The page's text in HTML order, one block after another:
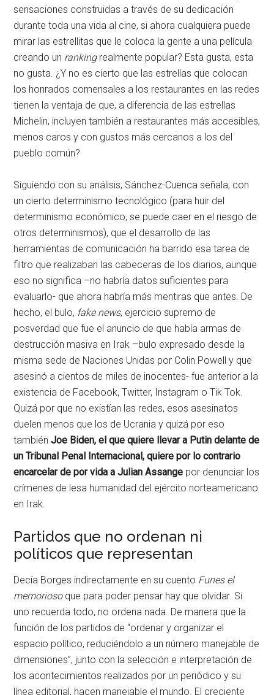
sensaciones construidas a través de su dedicación
durante toda una vida al cine, si ahora cualquiera puede
mirar las estrellitas que le coloca la gente a una película
creando un rankingrealmente popular? Esta gusta, esta
no gusta. ¿Y no es cierto que las estrellas que colocan
los honrados comensales a los restaurantes en las redes
tienen la ventaja de que, a diferencia de las estrellas
Michelin, incluyen también a restaurantes más accesibles,
menos caros y con gustos más cercanos a los del
pueblo común?
Siguiendo con su análisis, Sánchez-Cuenca señala, con
un cierto determinismo tecnológico (para huir del
determinismo económico, se puede caer en el riesgo de
otros determinismos), que el desarrollo de las
herramientas de comunicación ha barrido esa tarea de
filtro que realizaban las cabeceras de los diarios, aunque
eso no significa –no habría datos suficientes para
evaluarlo- que ahora habría más mentiras que antes. De
hecho, el bulo, fake news, ejercicio supremo de
posverdad que fue el anuncio de que había armas de
destrucción masiva en Irak –bulo expresado desde la
misma sede de Naciones Unidas por Colin Powell y que
asesinó a cientos de miles de inocentes- fue anterior a la
existencia de Facebook, Twitter, Instagram o Tik Tok.
Quizá por que no existían las redes, esos asesinatos
duelen menos que los de Ucrania y quizá por eso
tambiénJoe Biden, el que quiere llevar a Putin delante de
un Tribunal Penal Internacional, quiere por lo contrario
encarcelar de por vida a Julian Assange por denunciar los
crímenes de lesa humanidad del ejército norteamericano
en Irak.
Partidos que no ordenan ni
políticos que representan
Decía Borges indirectamente en su cuento Funes el
memoriosoque para poder pensar hay que olvidar. Si
uno recuerda todo, no ordena nada. De manera que la
función de los partidos de “ordenar y organizar el
espacio político, reduciéndolo a un número manejable de
dimensiones”, junto con la selección e interpretación de
los acontecimientos realizados por un periódico y su
línea editorial, hacen manejable el mundo. El creciente